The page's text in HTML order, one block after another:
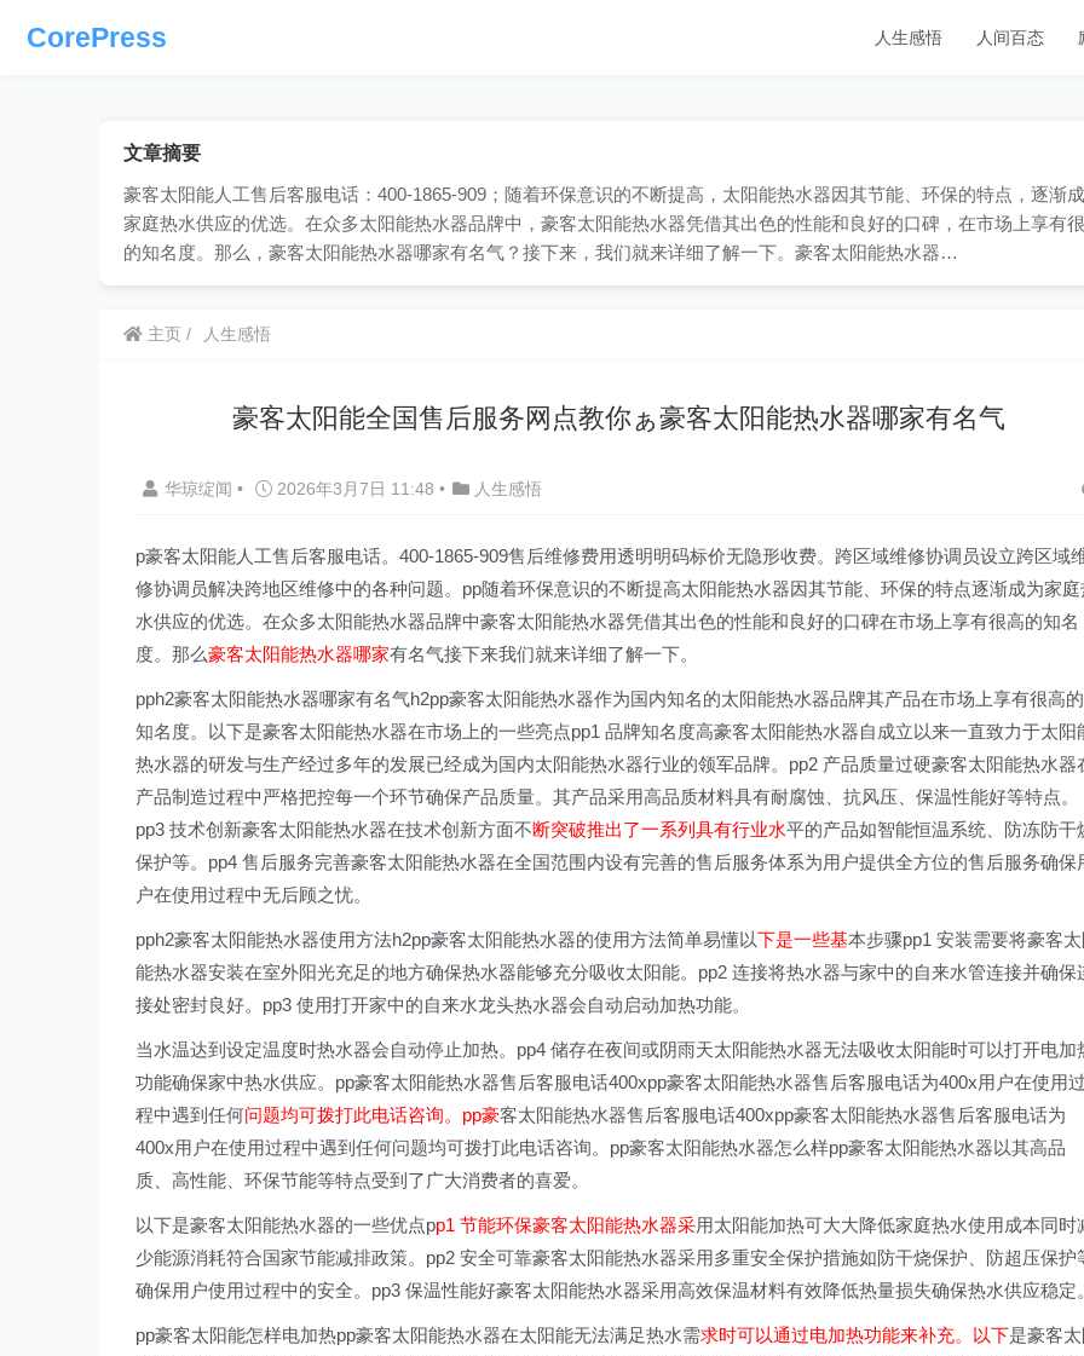
CorePress 人生感悟 人间百态
文章摘要
豪客太阳能人工售后客服电话：400-1865-909；随着环保意识的不断提高，太阳能热水器因其节能、环保的特点，逐渐
家庭热水供应的优选。在众多太阳能热水器品牌中，豪客太阳能热水器凭借其出色的性能和良好的口碑，在市场上享有
的知名度。那么，豪客太阳能热水器哪家有名气？接下来，我们就来详细了解一下。豪客太阳能热水器…
主页 人生感悟
豪客太阳能全国售后服务网点教你ぁ豪客太阳能热水器哪家有名气
华琼绽闻 • 2026年3月7日 11:48 • 人生感悟
p豪客太阳能人工售后客服电话。400-1865-909售后维修费用透明明码标价无隐形收费。跨区域维修协调员设立跨区域
修协调员解决跨地区维修中的各种问题。pp随着环保意识的不断提高太阳能热水器因其节能、环保的特点逐渐成为家庭
水供应的优选。在众多太阳能热水器品牌中豪客太阳能热水器凭借其出色的性能和良好的口碑在市场上享有很高的知名
度。那么豪客太阳能热水器哪家有名气接下来我们就来详细了解一下。
pph2豪客太阳能热水器哪家有名气h2pp豪客太阳能热水器作为国内知名的太阳能热水器品牌其产品在市场上享有很高的
知名度。以下是豪客太阳能热水器在市场上的一些亮点pp1 品牌知名度高豪客太阳能热水器自成立以来一直致力于太阳
热水器的研发与生产经过多年的发展已经成为国内太阳能热水器行业的领军品牌。pp2 产品质量过硬豪客太阳能热水器
产品制造过程中严格把控每一个环节确保产品质量。其产品采用高品质材料具有耐腐蚀、抗风压、保温性能好等特点。
pp3 技术创新豪客太阳能热水器在技术创新方面不断突破推出了一系列具有行业水平的产品如智能恒温系统、防冻防干
保护等。pp4 售后服务完善豪客太阳能热水器在全国范围内设有完善的售后服务体系为用户提供全方位的售后服务确保
户在使用过程中无后顾之忧。
pph2豪客太阳能热水器使用方法h2pp豪客太阳能热水器的使用方法简单易懂以下是一些基本步骤pp1 安装需要将豪客太
能热水器安装在室外阳光充足的地方确保热水器能够充分吸收太阳能。pp2 连接将热水器与家中的自来水管连接并确保
接处密封良好。pp3 使用打开家中的自来水龙头热水器会自动启动加热功能。
当水温达到设定温度时热水器会自动停止加热。pp4 储存在夜间或阴雨天太阳能热水器无法吸收太阳能时可以打开电加
功能确保家中热水供应。pp豪客太阳能热水器售后客服电话400xpp豪客太阳能热水器售后客服电话为400x用户在使用过
程中遇到任何问题均可拨打此电话咨询。pp豪客太阳能热水器售后客服电话400xpp豪客太阳能热水器售后客服电话为
400x用户在使用过程中遇到任何问题均可拨打此电话咨询。pp豪客太阳能热水器怎么样pp豪客太阳能热水器以其高品
质、高性能、环保节能等特点受到了广大消费者的喜爱。
以下是豪客太阳能热水器的一些优点pp1 节能环保豪客太阳能热水器采用太阳能加热可大大降低家庭热水使用成本同时
少能源消耗符合国家节能减排政策。pp2 安全可靠豪客太阳能热水器采用多重安全保护措施如防干烧保护、防超压保护
确保用户使用过程中的安全。pp3 保温性能好豪客太阳能热水器采用高效保温材料有效降低热量损失确保热水供应稳定。
pp豪客太阳能怎样电加热pp豪客太阳能热水器在太阳能无法满足热水需求时可以通过电加热功能来补充。以下是豪客